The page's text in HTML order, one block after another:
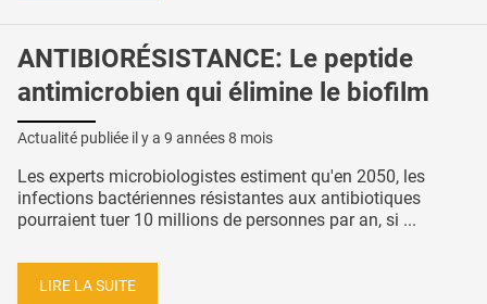
ANTIBIORÉSISTANCE: Le peptide
antimicrobien qui élimine le biofilm
Actualité publiée il y a 9 années 8 mois
Les experts microbiologistes estiment qu'en 2050, les
infections bactériennes résistantes aux antibiotiques
pourraient tuer 10 millions de personnes par an, si ...
LIRE LA SUITE